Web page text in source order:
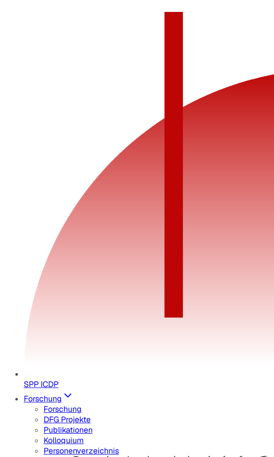
SPP ICDP
Forschung
Forschung
DFG Projekte
Publikationen
Kolloquium
Personenverzeichnis